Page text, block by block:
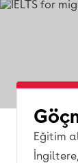
Eğitim